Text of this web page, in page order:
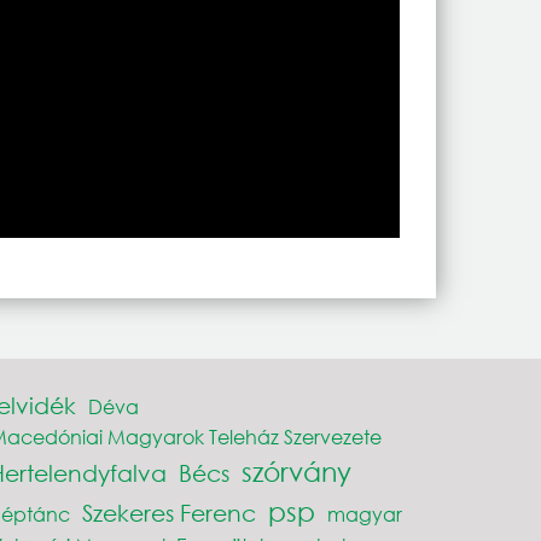
Déva
Magyarok Teleház Szervezete
Bécs szórvány
Szekeres Ferenc psp magyar